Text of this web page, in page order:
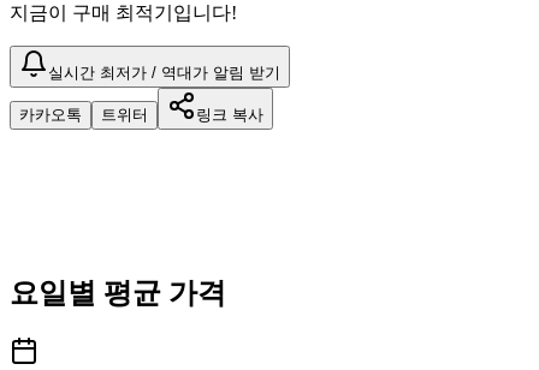
지금이 구매 최적기입니다!
실시간 최저가 / 역대가 알림 받기
카카오톡 트위터 링크 복사
요일별 평균 가격